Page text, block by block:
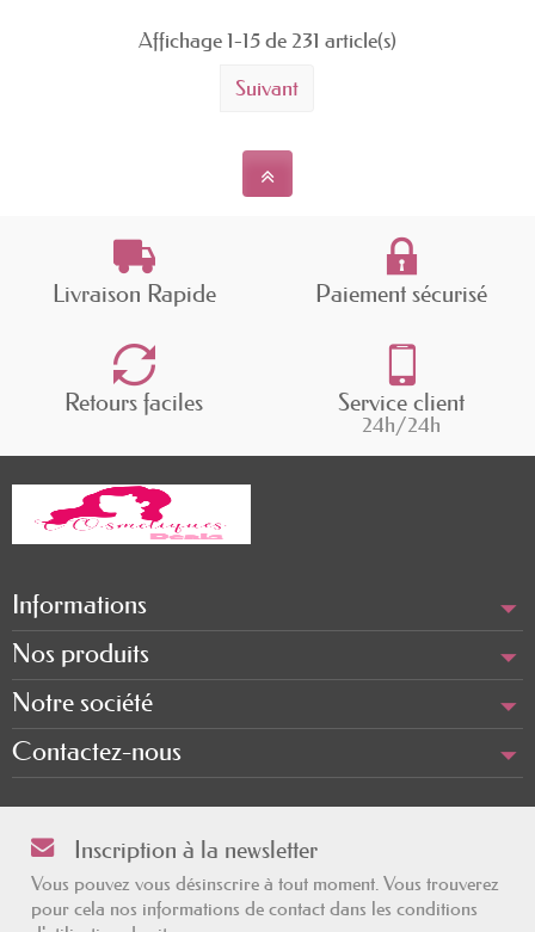
Affichage 1-15 de 231 article(s)
Suivant
Livraison Rapide Paiement sécurisé
Retours faciles Service client
24h/24h
Informations
Nos produits
Notre société
Contactez-nous
Inscription à la newsletter
Vous pouvez vous désinscrire à tout moment. Vous trouverez
pour cela nos informations de contact dans les conditions